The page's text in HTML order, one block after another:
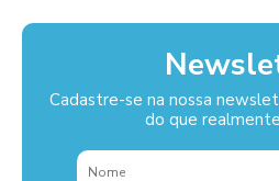
Cadastre-se na nossa
do que